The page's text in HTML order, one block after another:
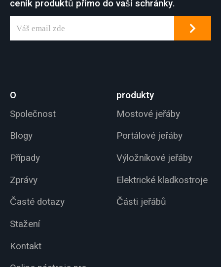
ceník produktů přímo do vaší schránky.
O
Společnost
Blogy
Případy
Zprávy
Časté dotazy
Stažení
Kontakt
produkty
Mostové jeřáby
Portálové jeřáby
Výložníkové jeřáby
Elektrické kladkostroje
Části jeřábů